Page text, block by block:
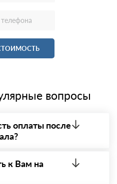
вопросы
оплаты после
товара. При этом,
был ненадлежащего
него отказаться.
к Вам на